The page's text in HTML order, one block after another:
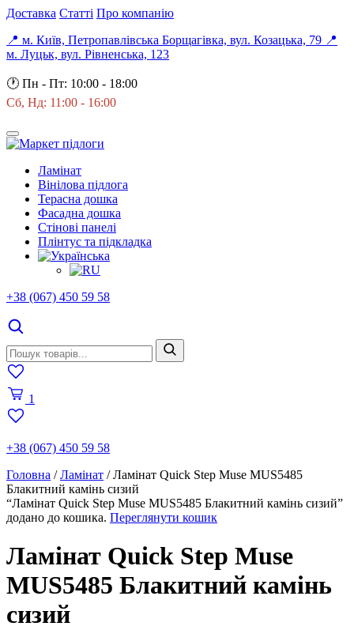
Доставка Статті Про компанію
📍 м. Київ, Петропавлівська Борщагівка, вул. Козацька, 79 📍
м. Луцьк, вул. Рівненська, 123
🕐 Пн - Пт: 10:00 - 18:00
Сб, Нд: 11:00 - 16:00
Ламінат
Вінілова підлога
Терасна дошка
Фасадна дошка
Стінові панелі
Плінтус та підкладка
+38 (067) 450 59 58
1
+38 (067) 450 59 58
Головна /Ламінат /Ламінат Quick Step Muse MUS5485
Блакитний камінь сизий
“Ламінат Quick Step Muse MUS5485 Блакитний камінь сизий”
додано до кошика. Переглянути кошик
Ламінат Quick Step Muse
MUS5485 Блакитний камінь
сизий